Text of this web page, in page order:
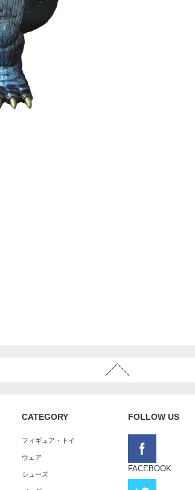
CATEGORY
フィギュア・トイ
ウェア
シューズ
FOLLOW US
FACEBOOK